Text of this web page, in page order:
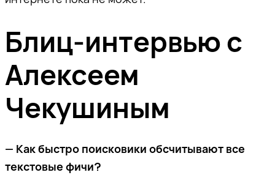
Блиц-интервью с
Алексеем
Чекушиным
— Как быстро поисковики обсчитывают все
текстовые фичи?